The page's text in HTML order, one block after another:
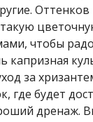
чтобы
капризная
за
где будет
дренаж.